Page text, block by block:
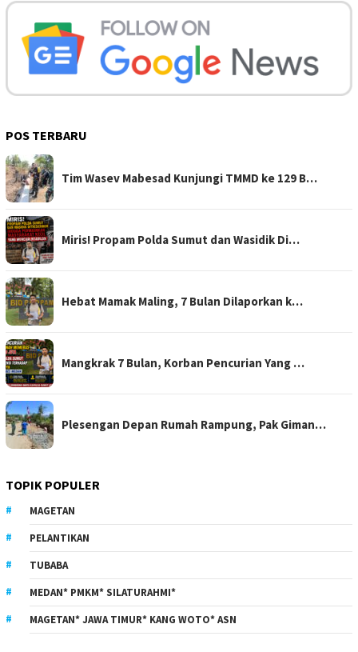
POS TERBARU
Tim Wasev Mabesad Kunjungi TMMD ke 129 B…
Miris! Propam Polda Sumut dan Wasidik Di…
Hebat Mamak Maling, 7 Bulan Dilaporkan k…
Mangkrak 7 Bulan, Korban Pencurian Yang …
Plesengan Depan Rumah Rampung, Pak Giman…
TOPIK POPULER
MAGETAN
PELANTIKAN
TUBABA
MEDAN* PMKM* SILATURAHMI*
MAGETAN* JAWA TIMUR* KANG WOTO* ASN